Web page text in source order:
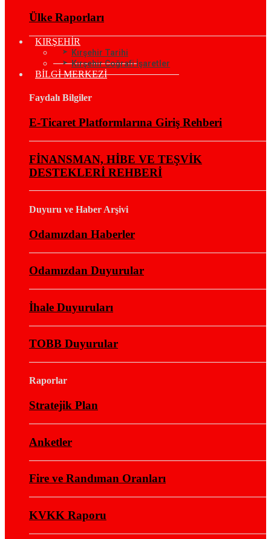
Ülke Raporları
KIRŞEHİR
Kırşehir Tarihi
Kırşehir Coğrafi İşaretler
BİLGİ MERKEZİ
Faydalı Bilgiler
E-Ticaret Platformlarına Giriş Rehberi
FİNANSMAN, HİBE VE TEŞVİK
DESTEKLERİ REHBERİ
Duyuru ve Haber Arşivi
Odamızdan Haberler
Odamızdan Duyurular
İhale Duyuruları
TOBB Duyurular
Raporlar
Stratejik Plan
Anketler
Fire ve Randıman Oranları
KVKK Raporu